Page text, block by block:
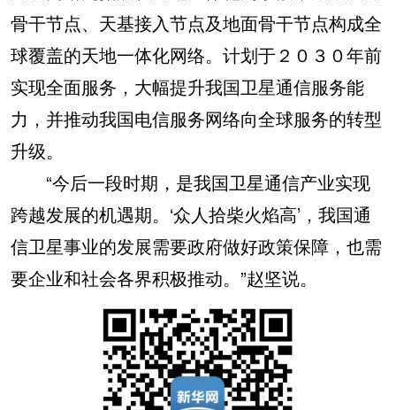
骨干节点、天基接入节点及地面骨干节点构成全
球覆盖的天地一体化网络。计划于２０３０年前
实现全面服务，大幅提升我国卫星通信服务能
力，并推动我国电信服务网络向全球服务的转型
升级。
“今后一段时期，是我国卫星通信产业实现
跨越发展的机遇期。‘众人拾柴火焰高’，我国通
信卫星事业的发展需要政府做好政策保障，也需
要企业和社会各界积极推动。”赵坚说。